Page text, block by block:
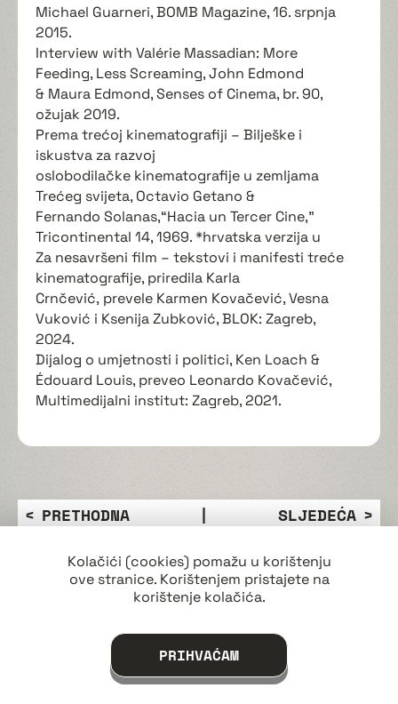
Kolačići (cookies) pomažu u korištenju
ove stranice. Korištenjem pristajete na
korištenje kolačića.
PRIHVAĆAM
Michael Guarneri, BOMB Magazine, 16. srpnja
2015.
Interview with Valérie Massadian: More
Feeding, Less Screaming, John Edmond
& Maura Edmond, Senses of Cinema, br. 90,
ožujak 2019.
Prema trećoj kinematografiji – Bilješke i
iskustva za razvoj
oslobodilačke kinematografije u zemljama
Trećeg svijeta, Octavio Getano &
Fernando Solanas,“Hacia un Tercer Cine,”
Tricontinental 14, 1969. *hrvatska verzija u
Za nesavršeni film – tekstovi i manifesti treće
kinematografije, priredila Karla
Crnčević, prevele Karmen Kovačević, Vesna
Vuković i Ksenija Zubković, BLOK: Zagreb,
2024.
Dijalog o umjetnosti i politici, Ken Loach &
Édouard Louis, preveo Leonardo Kovačević,
Multimedijalni institut: Zagreb, 2021.
PRETHODNA
OBJAVA
| SLJEDEĆA
OBJAVA
SVE OBJAVE
Film dostupan svima!
Kinoklub Zagreb već 96 godina omogućava
svima zainteresiranim građanima besplatne alate